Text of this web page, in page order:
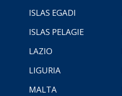
ISLAS EGADI
ISLAS PELAGIE
LAZIO
LIGURIA
MALTA